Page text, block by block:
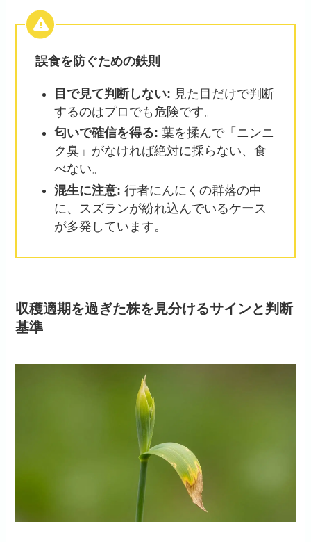
誤食を防ぐための鉄則
目で見て判断しない: 見た目だけで判断
するのはプロでも危険です。
匂いで確信を得る: 葉を揉んで「ニンニ
ク臭」がなければ絶対に採らない、食
べない。
混生に注意: 行者にんにくの群落の中
に、スズランが紛れ込んでいるケース
が多発しています。
収穫適期を過ぎた株を見分けるサインと判断
基準